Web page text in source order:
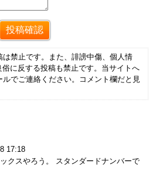
は禁止です。また、誹謗中傷、個人情
に反する投稿も禁止です。当サイトへ
でご連絡ください。コメント欄だと見
17:18
クスやろう。 スタンダードナンバーで